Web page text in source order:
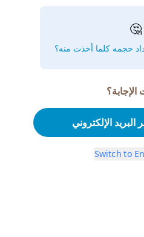
🤔
حجمه كلما أخذت منه؟
الإلكتروني
Switch to